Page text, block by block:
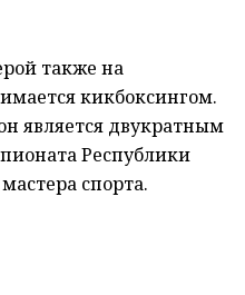
также на
кикбоксингом.
является двукратным
Республики
спорта.